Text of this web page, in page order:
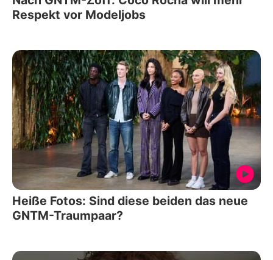
Respekt vor Modeljobs
Heiße Fotos: Sind diese beiden das neue
GNTM-Traumpaar?